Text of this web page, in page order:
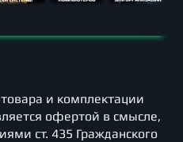
и комплектации
офертой в смысле,
ст. 435 Гражданского